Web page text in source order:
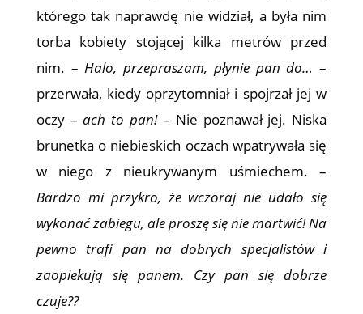
którego tak naprawdę nie widział, a była nim
torba kobiety stojącej kilka metrów przed
nim. –Halo, przepraszam, płynie pan do… –
przerwała, kiedy oprzytomniał i spojrzał jej w
oczy –ach to pan!– Nie poznawał jej. Niska
brunetka o niebieskich oczach wpatrywała się
w niego z nieukrywanym uśmiechem. –
Bardzo mi przykro, że wczoraj nie udało się
wykonać zabiegu, ale proszę się nie martwić! Na
pewno trafi pan na dobrych specjalistów i
zaopiekują się panem. Czy pan się dobrze
czuje??